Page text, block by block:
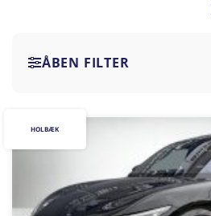
ÅBEN FILTER
HOLBÆK